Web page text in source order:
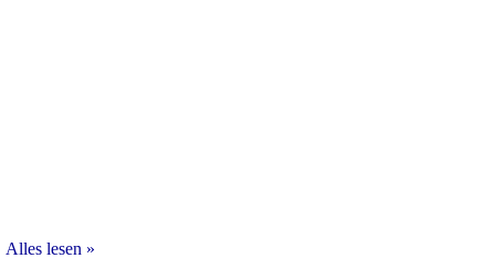
Alles lesen »